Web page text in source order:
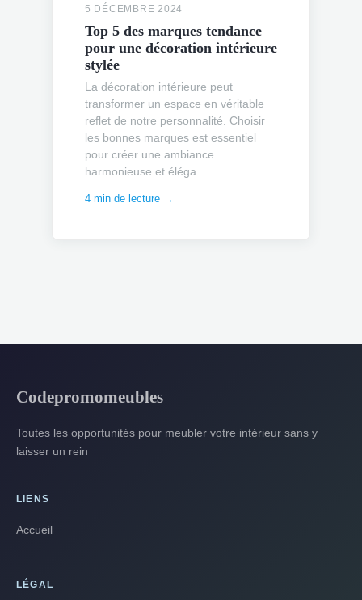
5 DÉCEMBRE 2024
Top 5 des marques tendance
pour une décoration intérieure
stylée
La décoration intérieure peut
transformer un espace en véritable
reflet de notre personnalité. Choisir
les bonnes marques est essentiel
pour créer une ambiance
harmonieuse et éléga...
4 min de lecture →
Codepromomeubles
Toutes les opportunités pour meubler votre intérieur sans y
laisser un rein
LIENS
Accueil
LÉGAL